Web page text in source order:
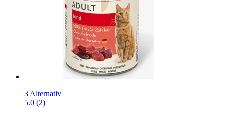
3 Alternativ
5.0 (2)